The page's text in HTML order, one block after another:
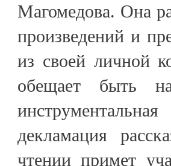
Магомедова. Она
произведений и
из своей личной
обещает быть
декламация
чтении примет